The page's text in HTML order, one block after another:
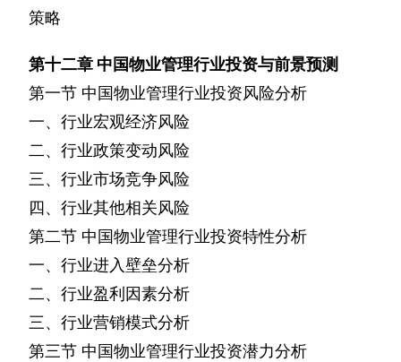
策略
第十二章 中国物业管理行业投资与前景预测
第一节 中国物业管理行业投资风险分析
一、行业宏观经济风险
二、行业政策变动风险
三、行业市场竞争风险
四、行业其他相关风险
第二节 中国物业管理行业投资特性分析
一、行业进入壁垒分析
二、行业盈利因素分析
三、行业营销模式分析
第三节 中国物业管理行业投资潜力分析